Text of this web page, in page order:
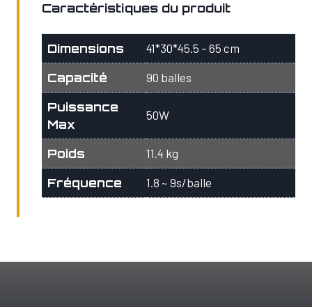
Tennis
Caractéristiques du produit
Dimensions 41*30*45.5 – 65 cm
Capacité 90 balles
Puissance
Max
50W
Poids 11.4 kg
Fréquence 1.8 ~ 9s/balle